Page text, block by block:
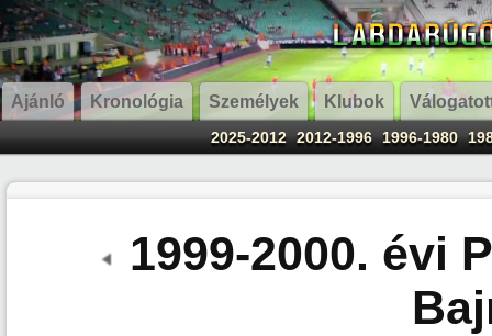
Ajánló Kronológia Személyek Klubok
2025-2012 2012-1996 1996-1980
1999-2000. évi